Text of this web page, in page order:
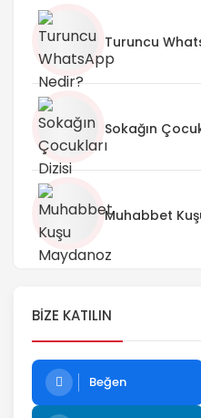
Turuncu
Sokağın
Muhabbet
BIZE KATILIN
Beğen